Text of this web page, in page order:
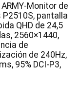
Monitor de
P2510S, pantalla
QHD de 24,5
2560×1440,
de
de 240Hz,
95% DCI-P3,